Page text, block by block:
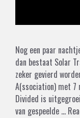
Nog een paar
dan bestaat Solar
zeker gevierd
A(ssociation) met 7
Divided is
van gespeelde …